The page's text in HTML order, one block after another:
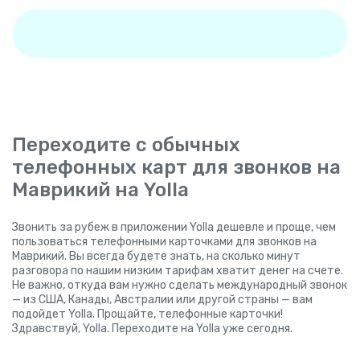
Переходите с обычных
телефонных карт для звонков на
Маврикий на Yolla
Звонить за рубеж в приложении Yolla дешевле и проще, чем
пользоваться телефонными карточками для звонков на
Маврикий. Вы всегда будете знать, на сколько минут
разговора по нашим низким тарифам хватит денег на счете.
Не важно, откуда вам нужно сделать международный звонок
— из США, Канады, Австралии или другой страны — вам
подойдет Yolla. Прощайте, телефонные карточки!
Здравствуй, Yolla. Переходите на Yolla уже сегодня.